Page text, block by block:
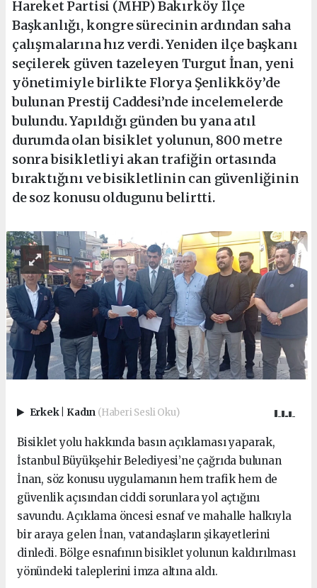
Hareket Partisi (MHP) Bakırköy İlçe
Başkanlığı, kongre sürecinin ardından saha
çalışmalarına hız verdi. Yeniden ilçe başkanı
seçilerek güven tazeleyen Turgut İnan, yeni
yönetimiyle birlikte Florya Şenlikköy’de
bulunan Prestij Caddesi’nde incelemelerde
bulundu. Yapıldığı günden bu yana atıl
durumda olan bisiklet yolunun, 800 metre
sonra bisikletliyi akan trafiğin ortasında
bıraktığını ve bisikletlinin can güvenliğinin
de soz konusu oldugunu belirtti.
Erkek Kadın (Haberi Sesli Oku)
Bisiklet yolu hakkında basın açıklaması yaparak,
İstanbul Büyükşehir Belediyesi’ne çağrıda bulunan
İnan, söz konusu uygulamanın hem trafik hem de
güvenlik açısından ciddi sorunlara yol açtığını
savundu. Açıklama öncesi esnaf ve mahalle halkıyla
bir araya gelen İnan, vatandaşların şikayetlerini
dinledi. Bölge esnafının bisiklet yolunun kaldırılması
yönündeki taleplerini imza altına aldı.